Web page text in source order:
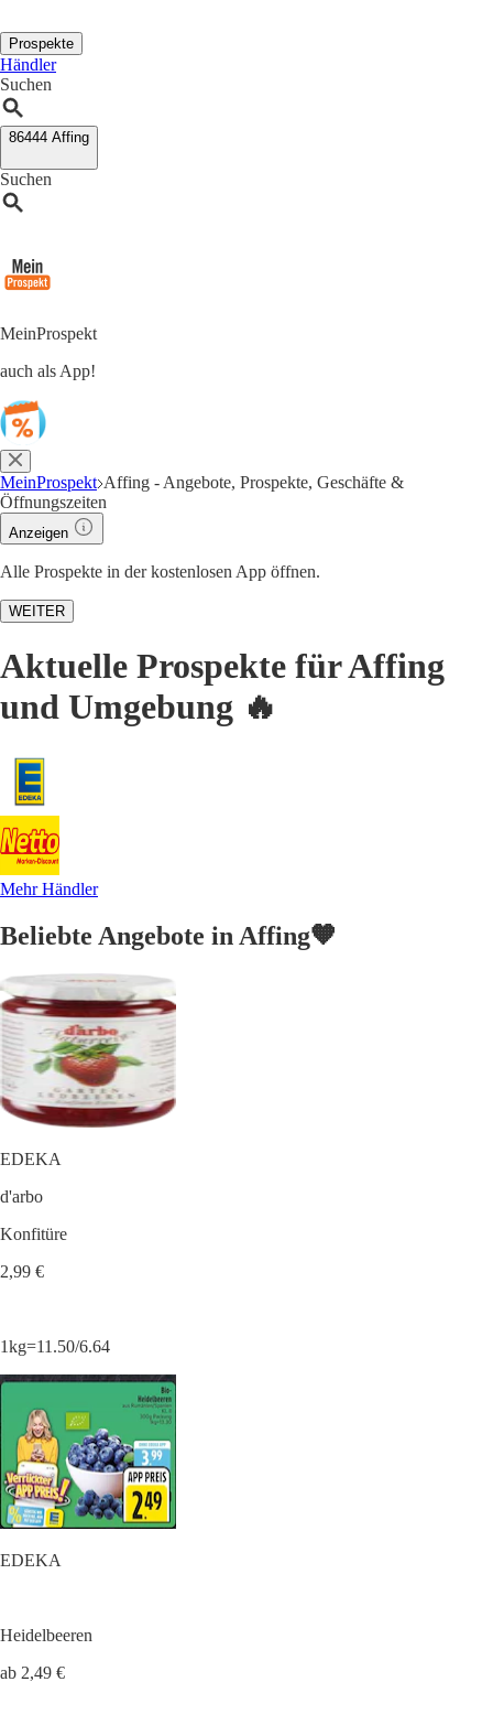
Prospekte
Händler
Suchen
86444 Affing
Suchen
MeinProspekt
auch als App!
MeinProspekt Affing - Angebote, Prospekte, Geschäfte &
Öffnungszeiten
Anzeigen
Alle Prospekte in der kostenlosen App öffnen.
WEITER
Aktuelle Prospekte für Affing
und Umgebung 🔥
Mehr Händler
Beliebte Angebote in Affing🧡
EDEKA
d'arbo
Konfitüre
2,99 €
1kg=11.50/6.64
EDEKA
Heidelbeeren
ab 2,49 €